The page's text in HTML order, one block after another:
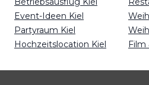
Event-Ideen Kiel
Partyraum Kiel
Hochzeitslocation Kiel